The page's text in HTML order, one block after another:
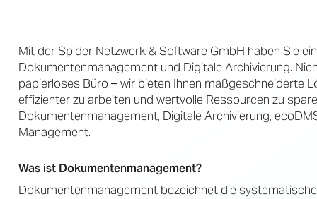
Mit der Spider Netzwerk & Software GmbH haben Sie
Dokumentenmanagement und Digitale Archivierung.
papierloses Büro – wir bieten Ihnen maßgeschneiderte
effizienter zu arbeiten und wertvolle Ressourcen zu
Dokumentenmanagement, Digitale Archivierung,
Management.
Was ist Dokumentenmanagement?
Dokumentenmanagement bezeichnet die